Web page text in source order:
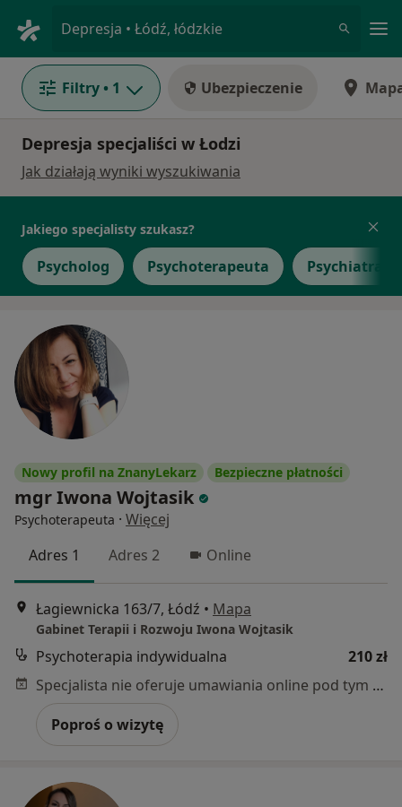
Depresja • Łódź, łódzkie
Filtry • 1 Ubezpieczenie
Depresja specjaliści w Łodzi
Jak działają wyniki wyszukiwania
Jakiego specjalisty szukasz?
Psycholog Psychoterapeuta Psychiatra
Nowy profil na ZnanyLekarz Bezpieczne płatności
mgr Iwona Wojtasik
Psychoterapeuta · Więcej
Adres 1
Adres 2 Online
Łagiewnicka 163/7, Łódź • Mapa
Gabinet Terapii i Rozwoju Iwona Wojtasik
Psychoterapia indywidualna
210 zł
Specjalista nie oferuje umawiania online pod tym adresem.
Poproś o wizytę